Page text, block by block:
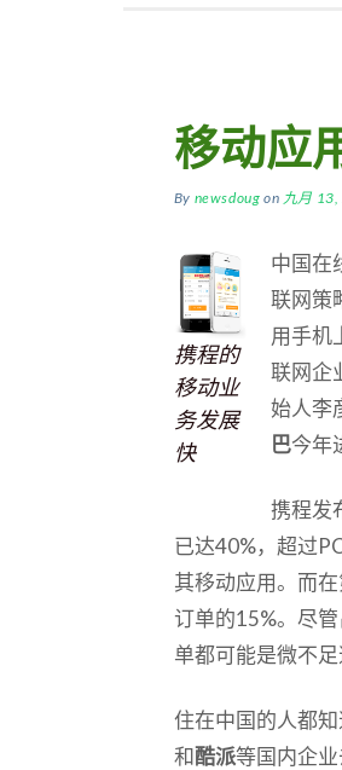
移动应
By newsdoug on 九月
携程的
移动业
务发展
快
中国在
联网策
用手机
联网企
始人李
巴今年
携程发
已达40%，超过
其移动应用。而
订单的15%。尽
单都可能是微不足
住在中国的人都知
和酷派等国内企